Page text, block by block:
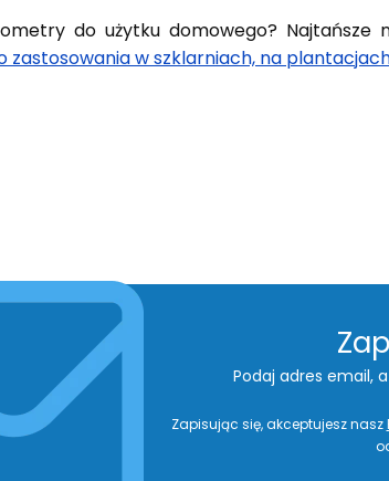
do użytku domowego? Najtańsze
zastosowania w szklarniach, na
Podaj adres email,
Zapisując się, akceptujesz nasz